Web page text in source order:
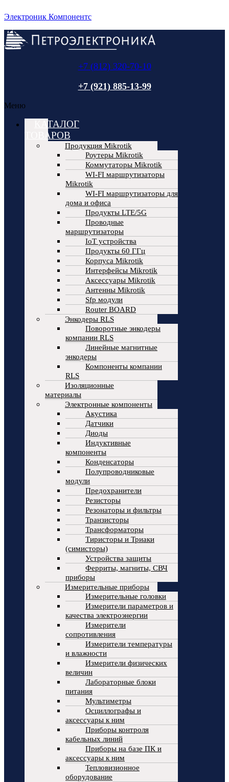
Электроник Компонентс
+7 (812) 320-70-10
+7 (921) 885-13-99
Меню
КАТАЛОГ
ТОВАРОВ
Продукция Mikrotik
Роутеры Mikrotik
Коммутаторы Mikrotik
WI-FI маршрутизаторы
Mikrotik
WI-FI маршрутизаторы для
дома и офиса
Продукты LTE/5G
Проводные
маршрутизаторы
IoT устройства
Продукты 60 ГГц
Корпуса Mikrotik
Интерфейсы Mikrotik
Аксессуары Mikrotik
Антенны Mikrotik
Sfp модули
Router BOARD
Энкодеры RLS
Поворотные энкодеры
компании RLS
Линейные магнитные
энкодеры
Компоненты компании
RLS
Изоляционные
материалы
Электронные компоненты
Акустика
Датчики
Диоды
Индуктивные
компоненты
Конденсаторы
Полупроводниковые
модули
Предохранители
Резисторы
Резонаторы и фильтры
Транзисторы
Трансформаторы
Тиристоры и Триаки
(симисторы)
Устройства защиты
Ферриты, магниты, СВЧ
приборы
Измерительные приборы
Измерительные головки
Измерители параметров и
качества электроэнергии
Измерители
сопротивления
Измерители температуры
и влажности
Измерители физических
величин
Лабораторные блоки
питания
Мультиметры
Осциллографы и
аксессуары к ним
Приборы контроля
кабельных линий
Приборы на базе ПК и
аксессуары к ним
Тепловизионное
оборудование